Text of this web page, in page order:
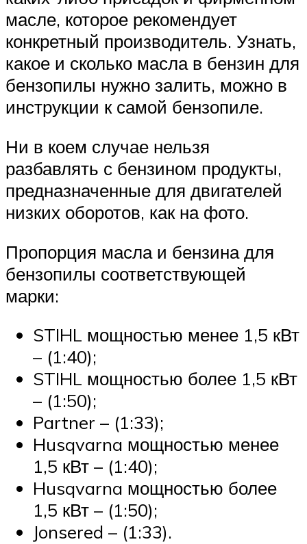
масле, которое рекомендует
конкретный производитель. Узнать,
какое и сколько масла в бензин для
бензопилы нужно залить, можно в
инструкции к самой бензопиле.
Ни в коем случае нельзя
разбавлять с бензином продукты,
предназначенные для двигателей
низких оборотов, как на фото.
Пропорция масла и бензина для
бензопилы соответствующей
марки:
STIHL мощностью менее 1,5 кВт
– (1:40);
STIHL мощностью более 1,5 кВт
– (1:50);
Partner – (1:33);
Husqvarna мощностью менее
1,5 кВт – (1:40);
Husqvarna мощностью более
1,5 кВт – (1:50);
Jonsered – (1:33).